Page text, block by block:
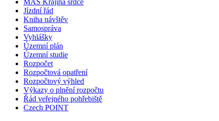
Jízdní řád
Kniha návštěv
Samospráva
Vyhlášky
Územní plán
Územní studie
Rozpočet
Rozpočtová opatření
Rozpočtový výhled
Výkazy o plnění rozpočtu
Řád veřejného pohřebiště
Czech POINT